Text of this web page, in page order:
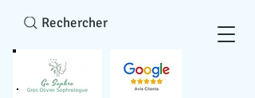
Rechercher